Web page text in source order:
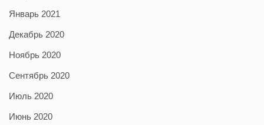
Январь 2021
Декабрь 2020
Ноябрь 2020
Сентябрь 2020
Июль 2020
Июнь 2020